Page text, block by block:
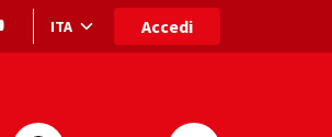
Selezione lingua: lingua selezionata
ITA Accedi